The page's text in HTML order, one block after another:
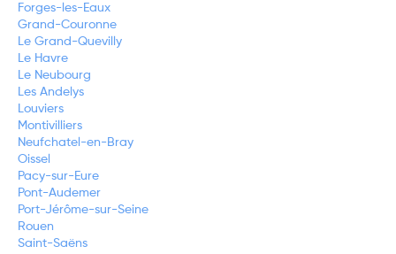
Forges-les-Eaux
Grand-Couronne
Le Grand-Quevilly
Le Havre
Le Neubourg
Les Andelys
Louviers
Montivilliers
Neufchatel-en-Bray
Oissel
Pacy-sur-Eure
Pont-Audemer
Port-Jérôme-sur-Seine
Rouen
Saint-Saëns